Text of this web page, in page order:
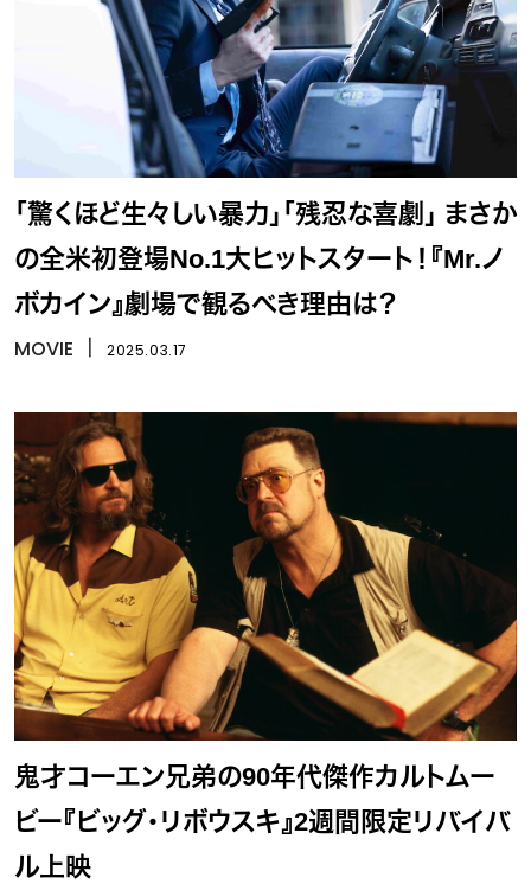
「驚くほど生々しい暴力」「残忍な喜劇」 まさか
の全米初登場No.1大ヒットスタート！『Mr.ノ
ボカイン』劇場で観るべき理由は？
MOVIE 2025.03.17
鬼才コーエン兄弟の90年代傑作カルトムー
ビー『ビッグ・リボウスキ』2週間限定リバイバ
ル上映